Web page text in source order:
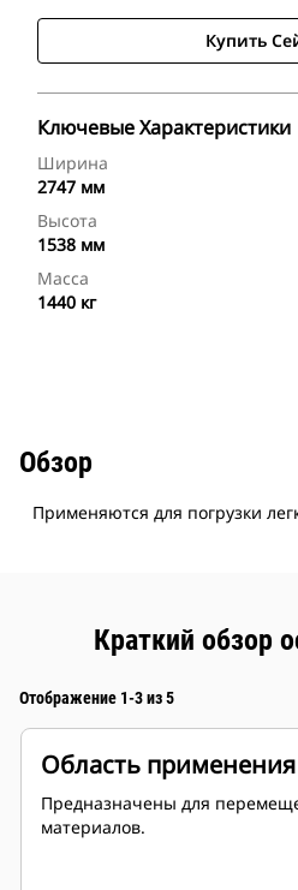
Купить
Ключевые Характеристики
Ширина
2747 мм
Высота
1538 мм
Масса
1440 кг
Обзор
Применяются для погрузки
Краткий обзор
Отображение 1-3 из 5
Область применения
Предназначены для
материалов.